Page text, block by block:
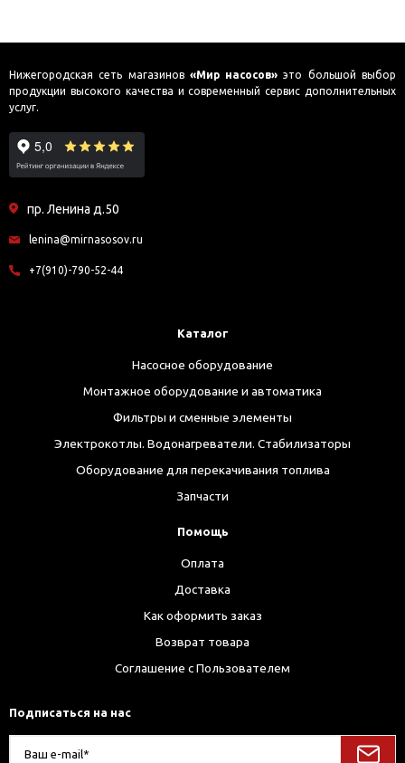
Нижегородская сеть магазинов «Мир насосов» это большой выбор
продукции высокого качества и современный сервис дополнительных
услуг.
пр. Ленина д.50
lenina@mirnasosov.ru
+7(910)-790-52-44
Каталог
Насосное оборудование
Монтажное оборудование и автоматика
Фильтры и сменные элементы
Электрокотлы. Водонагреватели. Стабилизаторы
Оборудование для перекачивания топлива
Запчасти
Помощь
Оплата
Доставка
Как оформить заказ
Возврат товара
Соглашение с Пользователем
Подписаться на нас